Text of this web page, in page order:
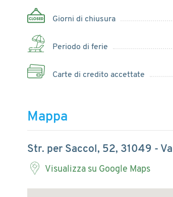
Giorni di chiusura
Periodo di ferie
Carte di credito accettate
Mappa
Str. per Saccol, 52, 31049 -
Visualizza su Google Maps